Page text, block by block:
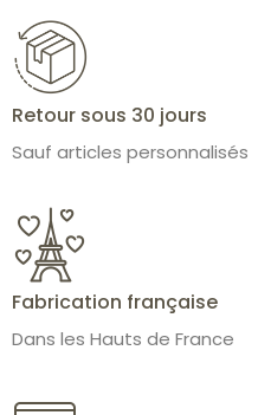
Retour sous 30 jours
Sauf articles personnalisés
Fabrication française
Dans les Hauts de France